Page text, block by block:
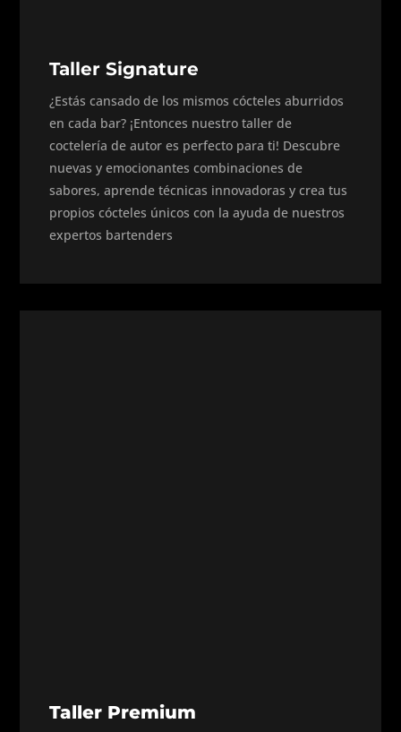
Taller Signature
¿Estás cansado de los mismos cócteles aburridos
en cada bar? ¡Entonces nuestro taller de
coctelería de autor es perfecto para ti! Descubre
nuevas y emocionantes combinaciones de
sabores, aprende técnicas innovadoras y crea tus
propios cócteles únicos con la ayuda de nuestros
expertos bartenders
Taller Premium